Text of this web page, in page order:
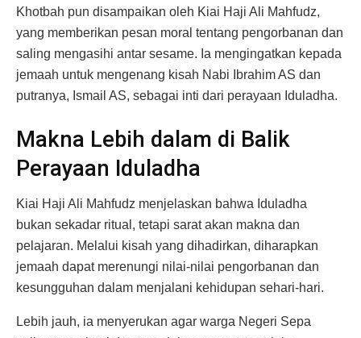
Khotbah pun disampaikan oleh Kiai Haji Ali Mahfudz,
yang memberikan pesan moral tentang pengorbanan dan
saling mengasihi antar sesame. Ia mengingatkan kepada
jemaah untuk mengenang kisah Nabi Ibrahim AS dan
putranya, Ismail AS, sebagai inti dari perayaan Iduladha.
Makna Lebih dalam di Balik
Perayaan Iduladha
Kiai Haji Ali Mahfudz menjelaskan bahwa Iduladha
bukan sekadar ritual, tetapi sarat akan makna dan
pelajaran. Melalui kisah yang dihadirkan, diharapkan
jemaah dapat merenungi nilai-nilai pengorbanan dan
kesungguhan dalam menjalani kehidupan sehari-hari.
Lebih jauh, ia menyerukan agar warga Negeri Sepa